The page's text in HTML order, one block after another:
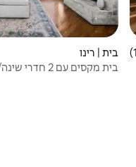
ביקורותבית | רינו